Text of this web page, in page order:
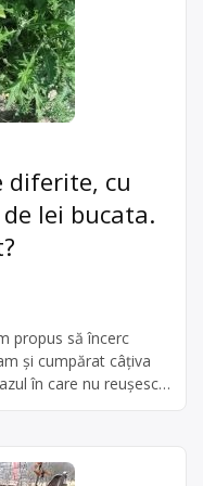
diferite, cu
lei bucata.
propus să încerc
și cumpărat câțiva
în care nu reușesc